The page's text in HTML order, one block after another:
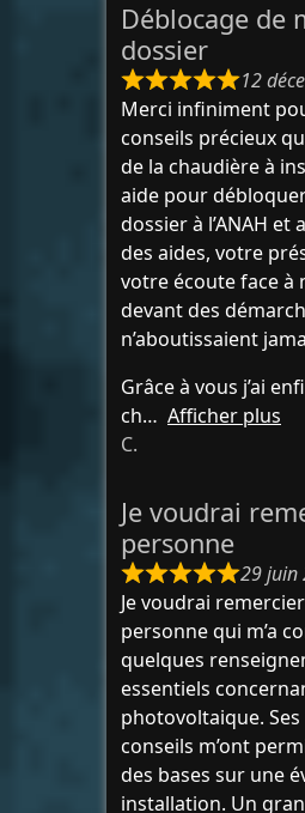
Déblocage de
dossier
12
Merci infiniment
conseils précieux
de la chaudière à
aide pour
dossier à l’ANAH et
des aides, votre
votre écoute face à
devant des
n’aboutissaient
Grâce à vous j’ai
ch
Afficher plus
C.
Je voudrai
personne
29 juin
Je voudrai
personne qui m’a
quelques
essentiels
photovoltaique.
conseils m’ont
des bases sur une
installation. Un